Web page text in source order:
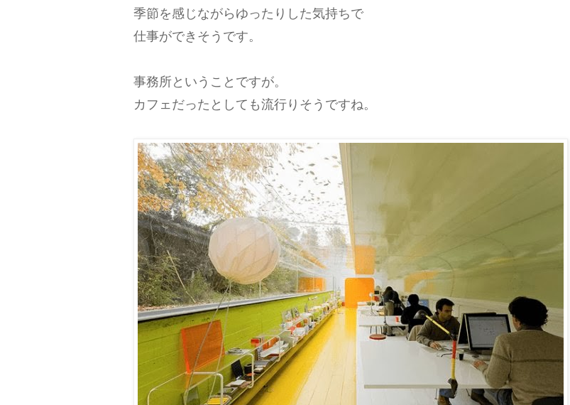
季節を感じながらゆったりした気持ちで
仕事ができそうです。
事務所ということですが。
カフェだったとしても流行りそうですね。